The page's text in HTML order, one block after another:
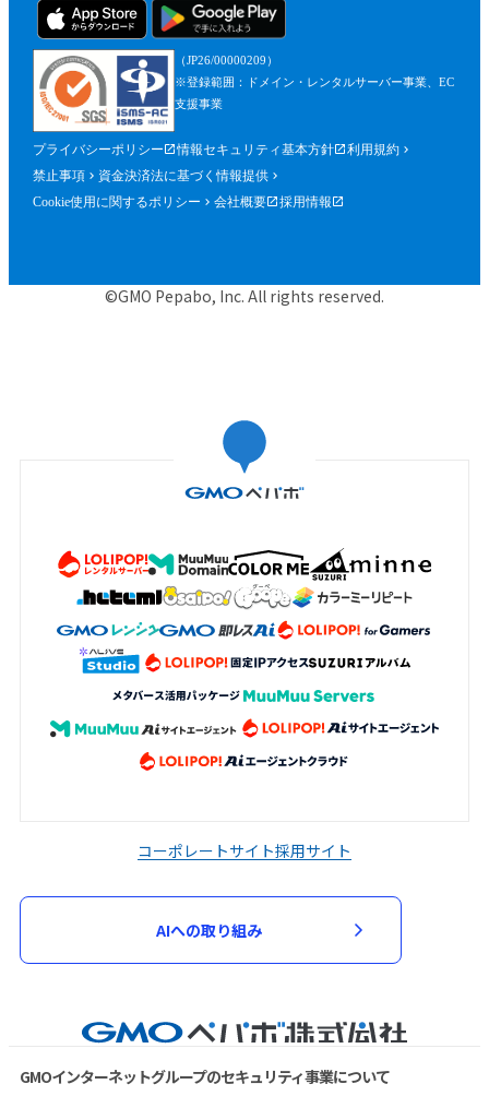
（JP26/00000209）
※登録範囲：ドメイン・レンタルサーバー事業、EC
支援事業
プライバシーポリシー 情報セキュリティ基本方針
利用規約
禁止事項
資金決済法に基づく情報提供
Cookie使用に関するポリシー
会社概要 採用情報
©GMO Pepabo, Inc. All rights reserved.
コーポレートサイト採用サイト
AIへの取り組み
GMOインターネットグループのセキュリティ事業について